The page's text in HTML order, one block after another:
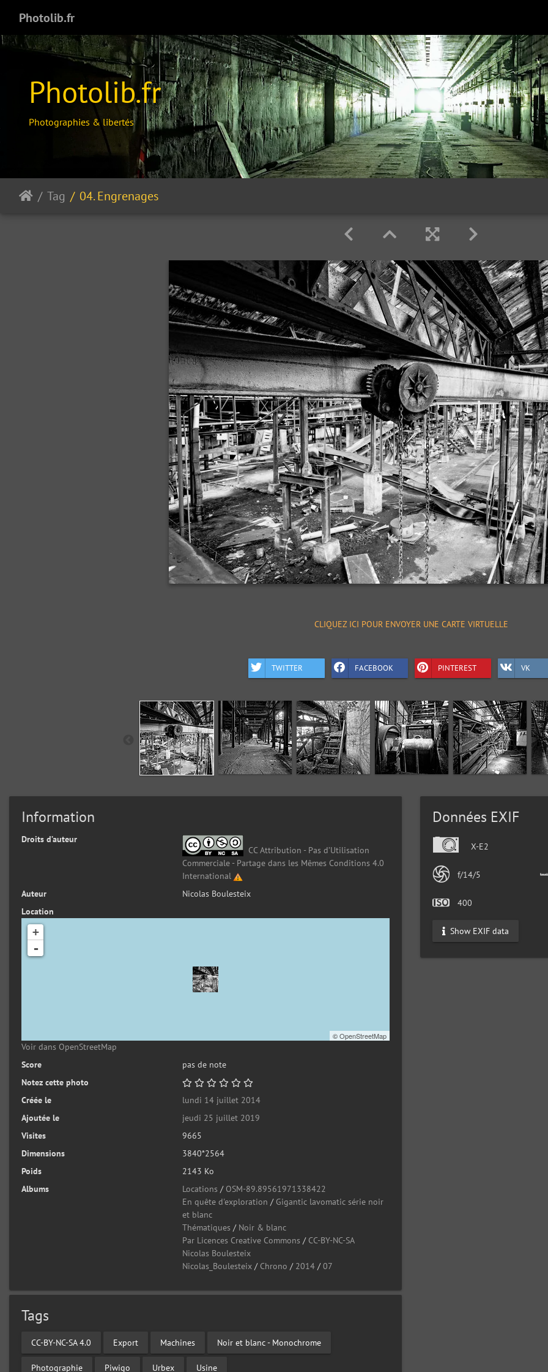
Photolib.fr
Photolib.fr
Photographies & libertés
Tag 04. Engrenages
CLIQUEZ ICI POUR ENVOYER UNE CARTE VIRTUELLE
TWITTER FACEBOOK PINTEREST VK
Information
Droits d’auteur
CC Attribution - Pas d’Utilisation
Commerciale - Partage dans les Mêmes Conditions 4.0
International
Auteur
Nicolas Boulesteix
Location
+
-
©OpenStreetMap
Voir dans OpenStreetMap
Score
pas de note
Notez cette photo
Créée le
lundi 14 juillet 2014
Ajoutée le
jeudi 25 juillet 2019
Visites
9665
Dimensions
3840*2564
Poids
2143 Ko
Albums
Locations / OSM-89.89561971338422
En quête d'exploration / Gigantic lavomatic série noir
et blanc
Thématiques / Noir & blanc
Par Licences Creative Commons / CC-BY-NC-SA
Nicolas Boulesteix
Nicolas_Boulesteix / Chrono / 2014 /07
Tags
CC-BY-NC-SA 4.0 Export Machines Noir et blanc - Monochrome
Photographie Piwigo Urbex Usine
Données EXIF
X-E2
f/14/5
400
Show EXIF data